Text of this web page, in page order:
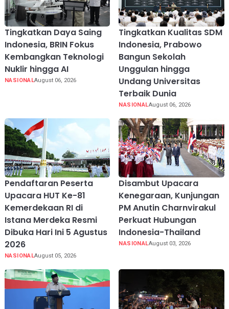
Tingkatkan Daya Saing
Indonesia, BRIN Fokus
Kembangkan Teknologi
Nuklir hingga AI
NASIONALAugust 06, 2026
Tingkatkan Kualitas SDM
Indonesia, Prabowo
Bangun Sekolah
Unggulan hingga
Undang Universitas
Terbaik Dunia
NASIONALAugust 06, 2026
Pendaftaran Peserta
Upacara HUT Ke-81
Kemerdekaan RI di
Istana Merdeka Resmi
Dibuka Hari Ini 5 Agustus
2026
NASIONALAugust 05, 2026
Disambut Upacara
Kenegaraan, Kunjungan
PM Anutin Charnvirakul
Perkuat Hubungan
Indonesia-Thailand
NASIONALAugust 03, 2026